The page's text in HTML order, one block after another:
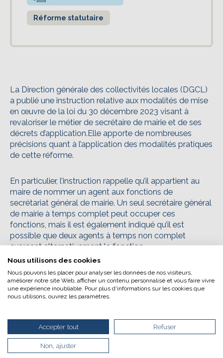
L’écoconception, ça vous
concerne aussi !
d’une démarche forte d’écoconception.
Si vous aussi vous souhaitez diminuer
drastiquement les besoins énergétiques nécessaires
à votre navigation, vous pouvez
très peu nos serveurs et vous deviendrez ainsi un
acteur majeur de l’écoconception.
Merci pour votre contribution !
Réforme statutaire
La Direction générale des collectivités locales (DGCL)
a publié une instruction relative aux modalités de mise
en œuvre de la loi du 30 décembre 2023 visant à
revaloriser le métier de secrétaire de mairie et de ses
décrets d’application.Elle apporte de nombreuses
précisions quant à l’application des modalités pratiques
de cette réforme.
En particulier, l’instruction rappelle qu’il appartient au
maire de nommer un agent aux fonctions de
secrétariat général de mairie. Un seul secrétaire général
de mairie à temps complet peut occuper ces
fonctions, mais il est également indiqué qu’il est
possible que deux agents à temps non complet
exercent alternativement la fonction.
La DGCL ajoute que la réforme s’applique également
aux secrétaires généraux de mairie qui exercent leurs
fonctions dans le cadre d’un service commun créé par
disposition par un EPCI sans fiscalité propre ou par un
centre de gestion.
Nous utilisons des cookies
Nous pouvons les placer pour analyser les données de nos visiteurs,
améliorer notre site Web, afficher un contenu personnalisé et vous faire vivre
une expérience inoubliable. Pour plus d'informations sur les cookies que
nous utilisons, ouvrez les paramètres.
Accepter tout Refuser
Non, ajuster